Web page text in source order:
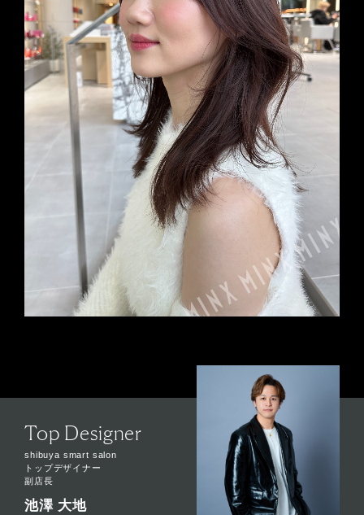
Top Designer
shibuya smart salon
トップデザイナー
副店長
池澤 大地